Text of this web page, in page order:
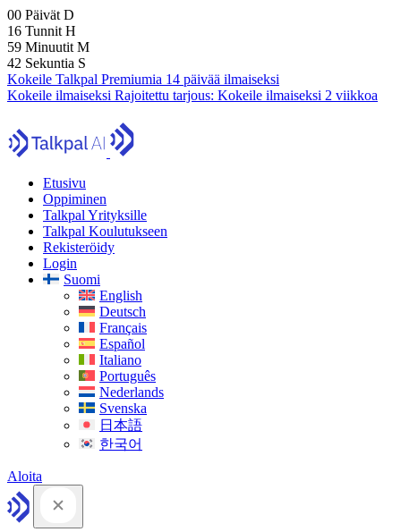
00 Päivät D
16 Tunnit H
59 Minuutit M
40 Sekuntia S
Kokeile Talkpal Premiumia 14 päivää ilmaiseksi
Kokeile ilmaiseksi Rajoitettu tarjous: Kokeile ilmaiseksi 2 viikkoa
Etusivu
Oppiminen
Talkpal Yrityksille
Talkpal Koulutukseen
Rekisteröidy
Login
Suomi
English
Deutsch
Français
Español
Italiano
Português
Nederlands
Svenska
日本語
한국어
Aloita